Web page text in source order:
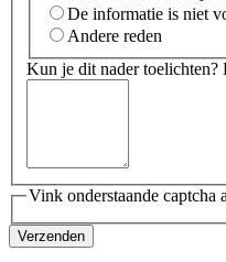
De informatie is niet
Andere reden
Kun je dit nader toelichten?
Vink onderstaande captcha
Verzenden